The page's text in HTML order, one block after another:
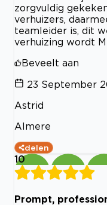
zorgvuldig
verhuizers,
teamleider is, dit
verhuizing wordt M
Beveelt aan
23 September
Astrid
Almere
delen
10
Prompt,